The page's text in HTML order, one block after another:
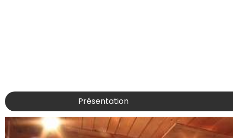
Présentation